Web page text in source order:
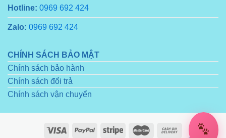
Hotline: 0969 692 424
Zalo: 0969 692 424
CHÍNH SÁCH BẢO MẬT
Chính sách bảo hành
Chính sách đổi trả
Chính sách vận chuyển